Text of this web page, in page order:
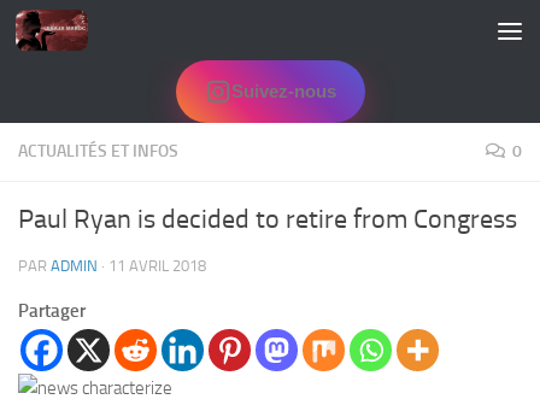
Skip to content
Suivez-nous
ACTUALITÉS ET INFOS 0
Paul Ryan is decided to retire from Congress
PAR ADMIN · 11 AVRIL 2018
Partager